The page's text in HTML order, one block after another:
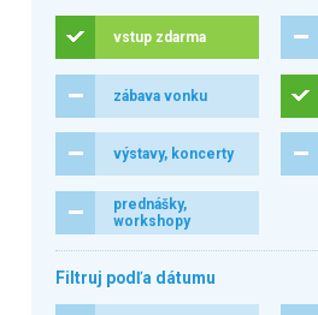
vstup zdarma
zábava vonku
výstavy, koncerty
prednášky,
workshopy
Filtruj podľa dátumu